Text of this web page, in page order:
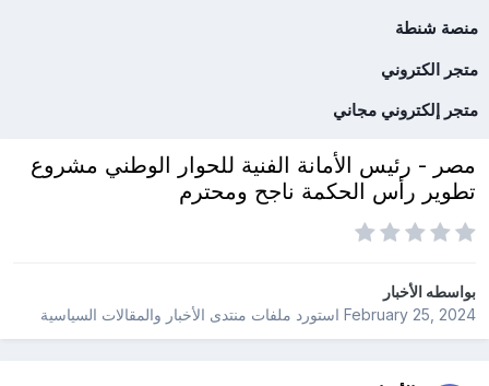
منصة شنطة
متجر الكتروني
متجر إلكتروني مجاني
مصر - رئيس الأمانة الفنية للحوار الوطني مشروع
تطوير رأس الحكمة ناجح ومحترم
بواسطهالأخبار
February 25, 2024استورد ملفات منتدى الأخبار والمقالات السياسية